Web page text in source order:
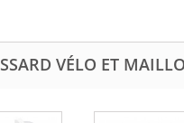
VÉLO ET